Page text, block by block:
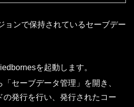
ョンで保持されているセーブデー
を起動します。
セーブデータ管理」を開き、
の発行を行い、発行されたコー